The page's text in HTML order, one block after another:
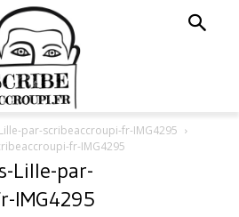
par-scribeaccroupi-fr-IMG4295
fr-IMG4295
Lille-par-
IMG4295